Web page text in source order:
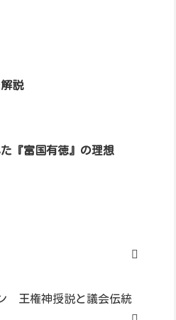
説
『富国有徳』の理想
王権神授説と議会伝統